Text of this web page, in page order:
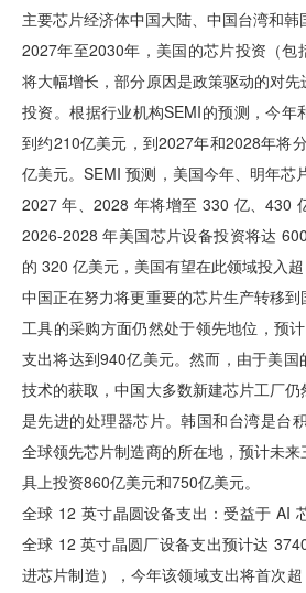
主要芯片经济体中国大陆、中国台湾和韩
2027年至2030年，美国的芯片投资（包
将大幅增长，部分原因是政策驱动的对
投资。根据行业机构SEMI的预测，今年
到约210亿美元，到2027年和2028年将
亿美元。SEMI 预测，美国今年、明年芯
2027 年、2028 年将增至 330 亿、430
2026-2028 年美国芯片设备投资将达
的 320 亿美元，美国有望在此领域投入超
中国正在努力将更重要的芯片生产转移
工具的采购方面仍然处于领先地位，预
支出将达到940亿美元。然而，由于美
技术的获取，中国大多数新建芯片工厂
是先进的处理器芯片。韩国和台湾是台
全球领先芯片制造商的所在地，预计未
具上投资860亿美元和750亿美元。
全球 12 英寸晶圆设备支出：受益于 AI
全球 12 英寸晶圆厂设备支出预计达
进芯片制造），今年该领域支出将首次